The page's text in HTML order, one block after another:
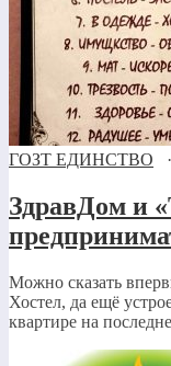
ГОЗТ ЕДИНСТВО
ЗдравДом и
Можно сказать
Хостел, да ещё
квартире на